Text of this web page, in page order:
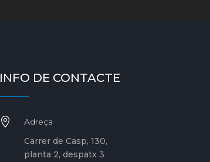
INFO DE CONTACTE

Adreça
Carrer de Casp, 130,
planta 2, despatx 3